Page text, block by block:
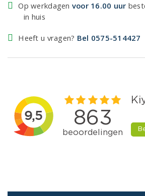
Op werkdagen voor 16.00 uur
in huis
Heeft u vragen? Bel 0575-514427